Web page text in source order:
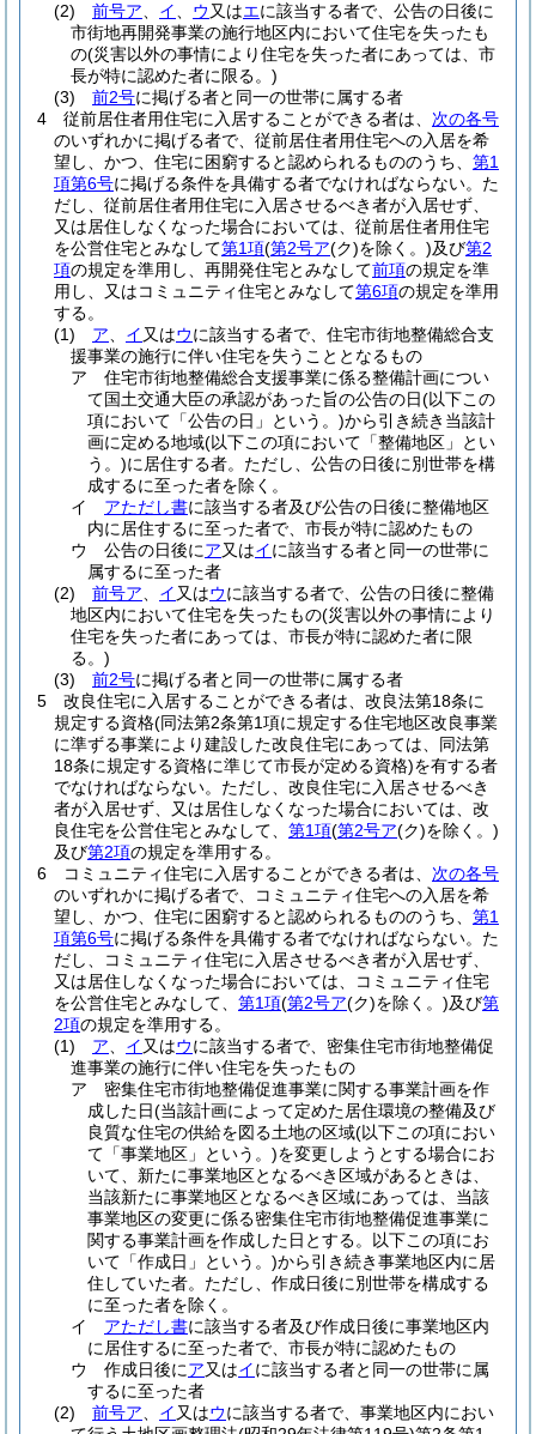
(2)
前号ア イ ウ 又はエに該当する者で、公告の日後に
市街地再開発事業の施行地区内において住宅を失ったも
の(災害以外の事情により住宅を失った者にあっては、市
長が特に認めた者に限る。)
(3)
前2号に掲げる者と同一の世帯に属する者
4
従前居住者用住宅に入居することができる者は、 次の各号
のいずれかに掲げる者で、従前居住者用住宅への入居を希
望し、かつ、住宅に困窮すると認められるもののうち、 第1
項第6号に掲げる条件を具備する者でなければならない。 た
だし、従前居住者用住宅に入居させるべき者が入居せず、
又は居住しなくなった場合においては、従前居住者用住宅
を公営住宅とみなして第1項(第2号ア(ク)を除く。)及び第2
項の規定を準用し、再開発住宅とみなして前項の規定を準
用し、又はコミュニティ住宅とみなして第6項の規定を準用
する。
(1)
ア イ 又はウに該当する者で、住宅市街地整備総合支
援事業の施行に伴い住宅を失うこととなるもの
ア
住宅市街地整備総合支援事業に係る整備計画につい
て国土交通大臣の承認があった旨の公告の日(以下この
項において「公告の日」という。)から引き続き当該計
画に定める地域(以下この項において「整備地区」とい
う。)に居住する者。 ただし、公告の日後に別世帯を構
成するに至った者を除く。
イ
アただし書に該当する者及び公告の日後に整備地区
内に居住するに至った者で、市長が特に認めたもの
ウ
公告の日後にア又はイに該当する者と同一の世帯に
属するに至った者
(2)
前号ア イ 又はウに該当する者で、公告の日後に整備
地区内において住宅を失ったもの(災害以外の事情により
住宅を失った者にあっては、市長が特に認めた者に限
る。)
(3)
前2号に掲げる者と同一の世帯に属する者
5
改良住宅に入居することができる者は、改良法第18条に
規定する資格(同法第2条第1項に規定する住宅地区改良事業
に準ずる事業により建設した改良住宅にあっては、同法第
18条に規定する資格に準じて市長が定める資格)を有する者
でなければならない。 ただし、改良住宅に入居させるべき
者が入居せず、又は居住しなくなった場合においては、改
良住宅を公営住宅とみなして、 第1項(第2号ア(ク)を除く。)
及び第2項の規定を準用する。
6
コミュニティ住宅に入居することができる者は、 次の各号
のいずれかに掲げる者で、コミュニティ住宅への入居を希
望し、かつ、住宅に困窮すると認められるもののうち、 第1
項第6号に掲げる条件を具備する者でなければならない。 た
だし、コミュニティ住宅に入居させるべき者が入居せず、
又は居住しなくなった場合においては、コミュニティ住宅
を公営住宅とみなして、 第1項(第2号ア(ク)を除く。)及び第
2項の規定を準用する。
(1)
ア イ 又はウに該当する者で、密集住宅市街地整備促
進事業の施行に伴い住宅を失ったもの
ア
密集住宅市街地整備促進事業に関する事業計画を作
成した日(当該計画によって定めた居住環境の整備及び
良質な住宅の供給を図る土地の区域(以下この項におい
て「事業地区」という。)を変更しようとする場合にお
いて、新たに事業地区となるべき区域があるときは、
当該新たに事業地区となるべき区域にあっては、当該
事業地区の変更に係る密集住宅市街地整備促進事業に
関する事業計画を作成した日とする。以下この項にお
いて「作成日」という。)から引き続き事業地区内に居
住していた者。 ただし、作成日後に別世帯を構成する
に至った者を除く。
イ
アただし書に該当する者及び作成日後に事業地区内
に居住するに至った者で、市長が特に認めたもの
ウ
作成日後にア又はイに該当する者と同一の世帯に属
するに至った者
(2)
前号ア イ 又はウに該当する者で、事業地区内におい